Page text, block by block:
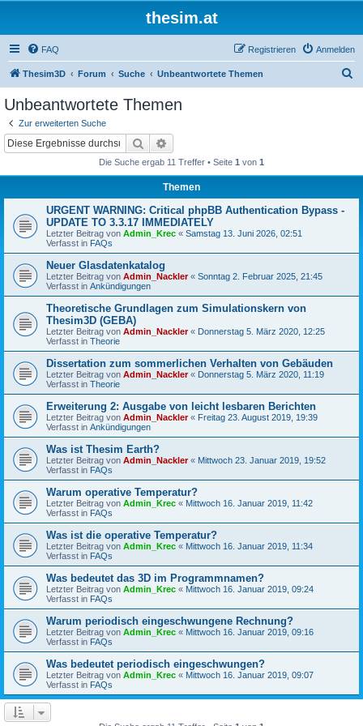
thesim.at
FAQ Anmelden
Registrieren
Thesim3D Forum Suche Unbeantwortete Themen
Unbeantwortete Themen
Zur erweiterten Suche
Suche
Die Suche ergab 11 Treffer • Seite 1 von 1
Themen
URGENT WARNING: Critical phpBB Authentication Bypass -
UPDATE TO 3.3.17 IMMEDIATELY
Letzter Beitrag von Admin_Krec « Samstag 13. Juni 2026, 02:51
Verfasst in FAQs
Neuer Glasdatenkatalog
Letzter Beitrag von Admin_Nackler« Sonntag 2. Februar 2025, 21:45
Verfasst in Ankündigungen
Theoretische Grundlagen zum Simulationskern von
Thesim3D (GEBA)
Letzter Beitrag von Admin_Nackler« Donnerstag 5. März 2020, 12:25
Verfasst in Theorie
Dissertation zum sommerlichen Verhalten von Gebäuden
Letzter Beitrag von Admin_Nackler« Donnerstag 5. März 2020, 11:19
Verfasst in Theorie
Erweiterung 2: Ausgabe von leicht lesbaren Berichten
Letzter Beitrag von Admin_Nackler« Freitag 23. August 2019, 19:39
Verfasst in Ankündigungen
Was ist Thesim Earth?
Letzter Beitrag von Admin_Nackler« Mittwoch 23. Januar 2019, 19:52
Verfasst in FAQs
Warum operative Temperatur?
Letzter Beitrag von Admin_Krec « Mittwoch 16. Januar 2019, 11:42
Verfasst in FAQs
Was ist die operative Temperatur?
Letzter Beitrag von Admin_Krec « Mittwoch 16. Januar 2019, 11:34
Verfasst in FAQs
Was bedeutet das 3D im Programmnamen?
Letzter Beitrag von Admin_Krec « Mittwoch 16. Januar 2019, 09:24
Verfasst in FAQs
Warum periodisch eingeschwungene Rechnung?
Letzter Beitrag von Admin_Krec « Mittwoch 16. Januar 2019, 09:16
Verfasst in FAQs
Was bedeutet periodisch eingeschwungen?
Letzter Beitrag von Admin_Krec « Mittwoch 16. Januar 2019, 09:07
Verfasst in FAQs